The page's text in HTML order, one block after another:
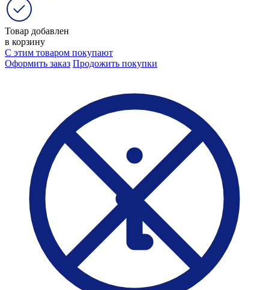
Товар добавлен
в корзину
С этим товаром покупают
Оформить заказ Продожить покупки